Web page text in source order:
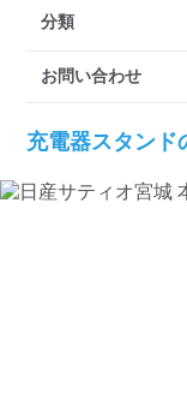
分類
お問い合わせ
充電器スタンド